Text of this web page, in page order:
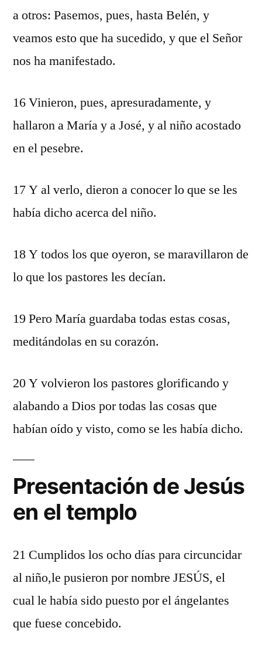
a otros: Pasemos, pues, hasta Belén, y
veamos esto que ha sucedido, y que el Señor
nos ha manifestado.
16 Vinieron, pues, apresuradamente, y
hallaron a María y a José, y al niño acostado
en el pesebre.
17 Y al verlo, dieron a conocer lo que se les
había dicho acerca del niño.
18 Y todos los que oyeron, se maravillaron de
lo que los pastores les decían.
19 Pero María guardaba todas estas cosas,
meditándolas en su corazón.
20 Y volvieron los pastores glorificando y
alabando a Dios por todas las cosas que
habían oído y visto, como se les había dicho.
Presentación de Jesús
en el templo
21 Cumplidos los ocho días para circuncidar
al niño,le pusieron por nombre JESÚS, el
cual le había sido puesto por el ángelantes
que fuese concebido.